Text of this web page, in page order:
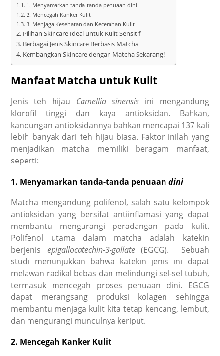
1. Menyamarkan tanda-tanda penuaan dini
2. Mencegah Kanker Kulit
3. Menjaga Kesehatan dan Kecerahan Kulit
Pilihan Skincare Ideal untuk Kulit Sensitif
Berbagai Jenis Skincare Berbasis Matcha
Kembangkan Skincare dengan Matcha Sekarang!
Manfaat Matcha untuk Kulit
Jenis teh hijau Camellia sinensis ini mengandung
klorofil tinggi dan kaya antioksidan. Bahkan,
kandungan antioksidannya bahkan mencapai 137 kali
lebih banyak dari teh hijau biasa. Faktor inilah yang
menjadikan matcha memiliki beragam manfaat,
seperti:
1. Menyamarkan tanda-tanda penuaandini
Matcha mengandung polifenol, salah satu kelompok
antioksidan yang bersifat antiinflamasi yang dapat
membantu mengurangi peradangan pada kulit.
Polifenol utama dalam matcha adalah katekin
berjenis epigallocatechin-3-gallate(EGCG). Sebuah
studi menunjukkan bahwa katekin jenis ini dapat
melawan radikal bebas dan melindungi sel-sel tubuh,
termasuk mencegah proses penuaan dini. EGCG
dapat merangsang produksi kolagen sehingga
membantu menjaga kulit kita tetap kencang, lembut,
dan mengurangi munculnya keriput.
2. Mencegah Kanker Kulit